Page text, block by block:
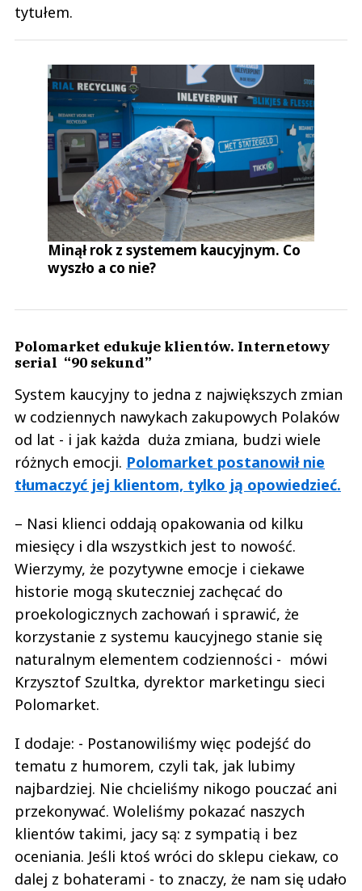
tytułem.
Minął rok z systemem kaucyjnym. Co
wyszło a co nie?
Polomarket edukuje klientów. Internetowy
serial “90 sekund”
System kaucyjny to jedna z największych zmian
w codziennych nawykach zakupowych Polaków
od lat - i jak każda duża zmiana, budzi wiele
różnych emocji. Polomarket postanowił nie
tłumaczyć jej klientom, tylko ją opowiedzieć.
– Nasi klienci oddają opakowania od kilku
miesięcy i dla wszystkich jest to nowość.
Wierzymy, że pozytywne emocje i ciekawe
historie mogą skuteczniej zachęcać do
proekologicznych zachowań i sprawić, że
korzystanie z systemu kaucyjnego stanie się
naturalnym elementem codzienności - mówi
Krzysztof Szultka, dyrektor marketingu sieci
Polomarket.
I dodaje: - Postanowiliśmy więc podejść do
tematu z humorem, czyli tak, jak lubimy
najbardziej. Nie chcieliśmy nikogo pouczać ani
przekonywać. Woleliśmy pokazać naszych
klientów takimi, jacy są: z sympatią i bez
oceniania. Jeśli ktoś wróci do sklepu ciekaw, co
dalej z bohaterami - to znaczy, że nam się udało